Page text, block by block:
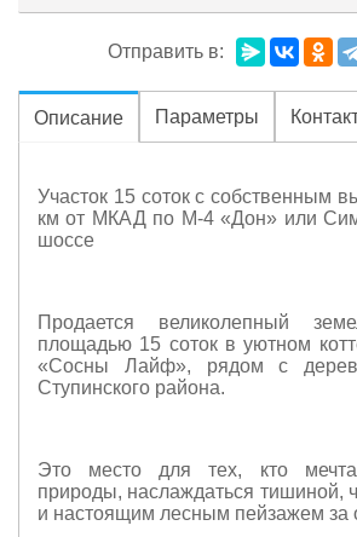
Отправить в:
Описание Параметры
Участок 15 соток с собственным
км от МКАД по М-4 «Дон» или
шоссе
Продается великолепный
площадью 15 соток в уютном
«Сосны Лайф», рядом с
Ступинского района.
Это место для тех, кто
природы, наслаждаться тишиной,
и настоящим лесным пейзажем за